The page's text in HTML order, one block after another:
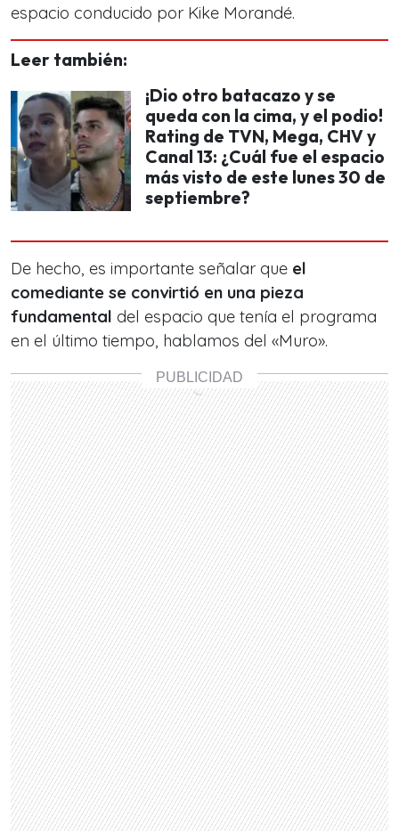
espacio conducido por Kike Morandé.
Leer también:
¡Dio otro batacazo y se
queda con la cima, y el podio!
Rating de TVN, Mega, CHV y
Canal 13: ¿Cuál fue el espacio
más visto de este lunes 30 de
septiembre?
De hecho, es importante señalar que el
comediante se convirtió en una pieza
fundamental del espacio que tenía el programa
en el último tiempo, hablamos del «Muro».